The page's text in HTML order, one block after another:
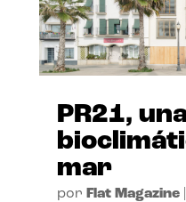
PR21,
mar
por Flat Magazine|